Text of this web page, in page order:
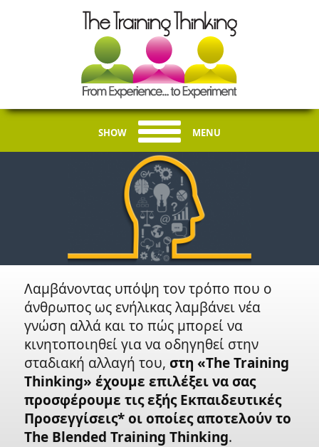
SHOW MENU
Λαμβάνοντας υπόψη τον τρόπο που ο
άνθρωπος ως ενήλικας λαμβάνει νέα
γνώση αλλά και το πώς μπορεί να
κινητοποιηθεί για να οδηγηθεί στην
σταδιακή αλλαγή του, στη «The Training
Thinking» έχουμε επιλέξει να σας
προσφέρουμε τις εξής Εκπαιδευτικές
Προσεγγίσεις* οι οποίες αποτελούν το
The Blended Training Thinking.